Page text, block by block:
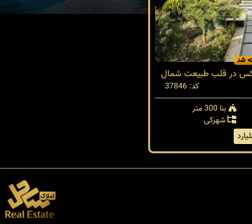
شد
در قلب طبیعت شمال
کد: 37846
بنا 300 متر
شهرکی